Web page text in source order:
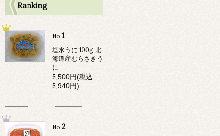
Ranking
No.1
塩水うに 100g 北
海道産むらさきう
に
5,500円(税込
5,940円)
No.2